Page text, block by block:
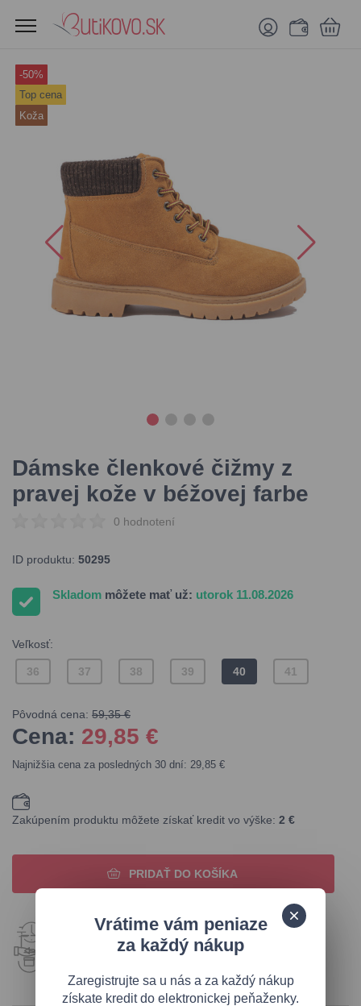
-50%
Top cena
Koža
Dámske členkové čižmy z
pravej kože v béžovej farbe
0 hodnotení
ID produktu: 50295
Skladom môžete mať už: utorok 11.08.2026
Veľkosť:
36 37 38 39 40 41
Pôvodná cena: 59,35 €
Cena: 29,85 €
Najnižšia cena za posledných 30 dní: 29,85 €
Zakúpením produktu môžete získať kredit vo výške: 2 €
PRIDAŤ DO KOŠÍKA
Odoslanie do 24 hodín
200 000+ odoslaných objednávok
Vrátime vám peniaze
za každý nákup
Zaregistrujte sa u nás a za každý nákup
získate kredit do elektronickej peňaženky.